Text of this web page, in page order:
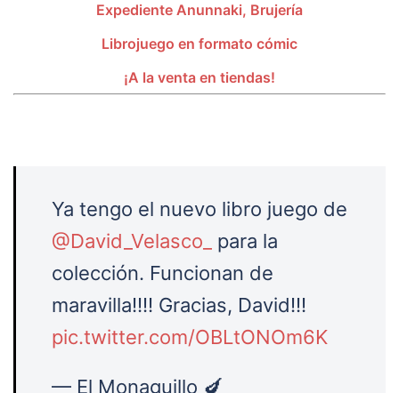
Expediente Anunnaki, Brujería
Librojuego en formato cómic
¡A la venta en tiendas!
Ya tengo el nuevo libro juego de
@David_Velasco_
para la
colección. Funcionan de
maravilla!!!! Gracias, David!!!
pic.twitter.com/OBLtONOm6K
— El Monaguillo 🍆